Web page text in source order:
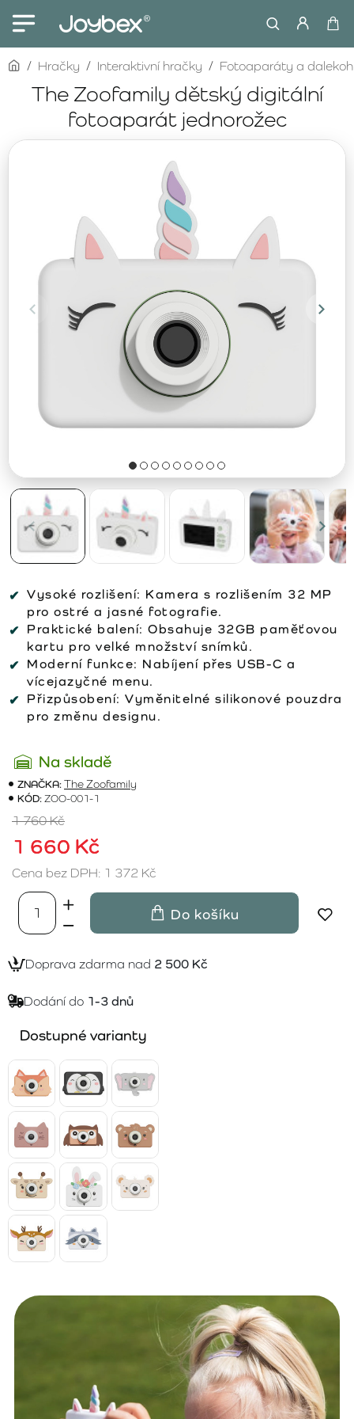
The Zoofamily dětský digitální
fotoaparát jednorožec
homeHračky Interaktivní hračky Fotoaparáty a
Vysoké rozlišení: Kamera s rozlišením 32 MP
pro ostré a jasné fotografie.
Praktické balení: Obsahuje 32GB paměťovou
kartu pro velké množství snímků.
Moderní funkce: Nabíjení přes USB-C a
vícejazyčné menu.
Přizpůsobení: Vyměnitelné silikonové pouzdra
pro změnu designu.
Na skladě
ZNAČKA:The Zoofamily
KÓD:ZOO-001-1
1 660 Kč
1 760 Kč
Cena bez DPH: 1 372 Kč
Do košíku
Doprava zdarma nad 2 500 Kč
Dodání do 1-3 dnů
Dostupné varianty